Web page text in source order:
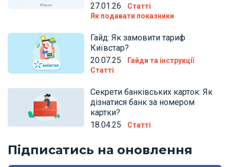
27.01.26
Статті
Як подавати показники
Гайд: Як замовити тариф
Київстар?
20.07.25
Гайди та інструкції
Статті
Секрети банківських карток: Як
дізнатися банк за номером
картки?
18.04.25
Статті
Підписатись на оновлення